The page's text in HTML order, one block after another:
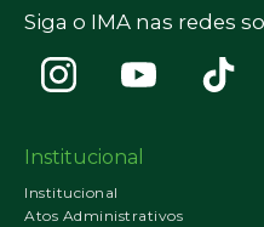
Siga o IMA nas redes
Institucional
Institucional
Atos Administrativos